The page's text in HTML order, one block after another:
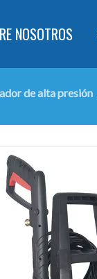
NOSOTROS
de alta presión